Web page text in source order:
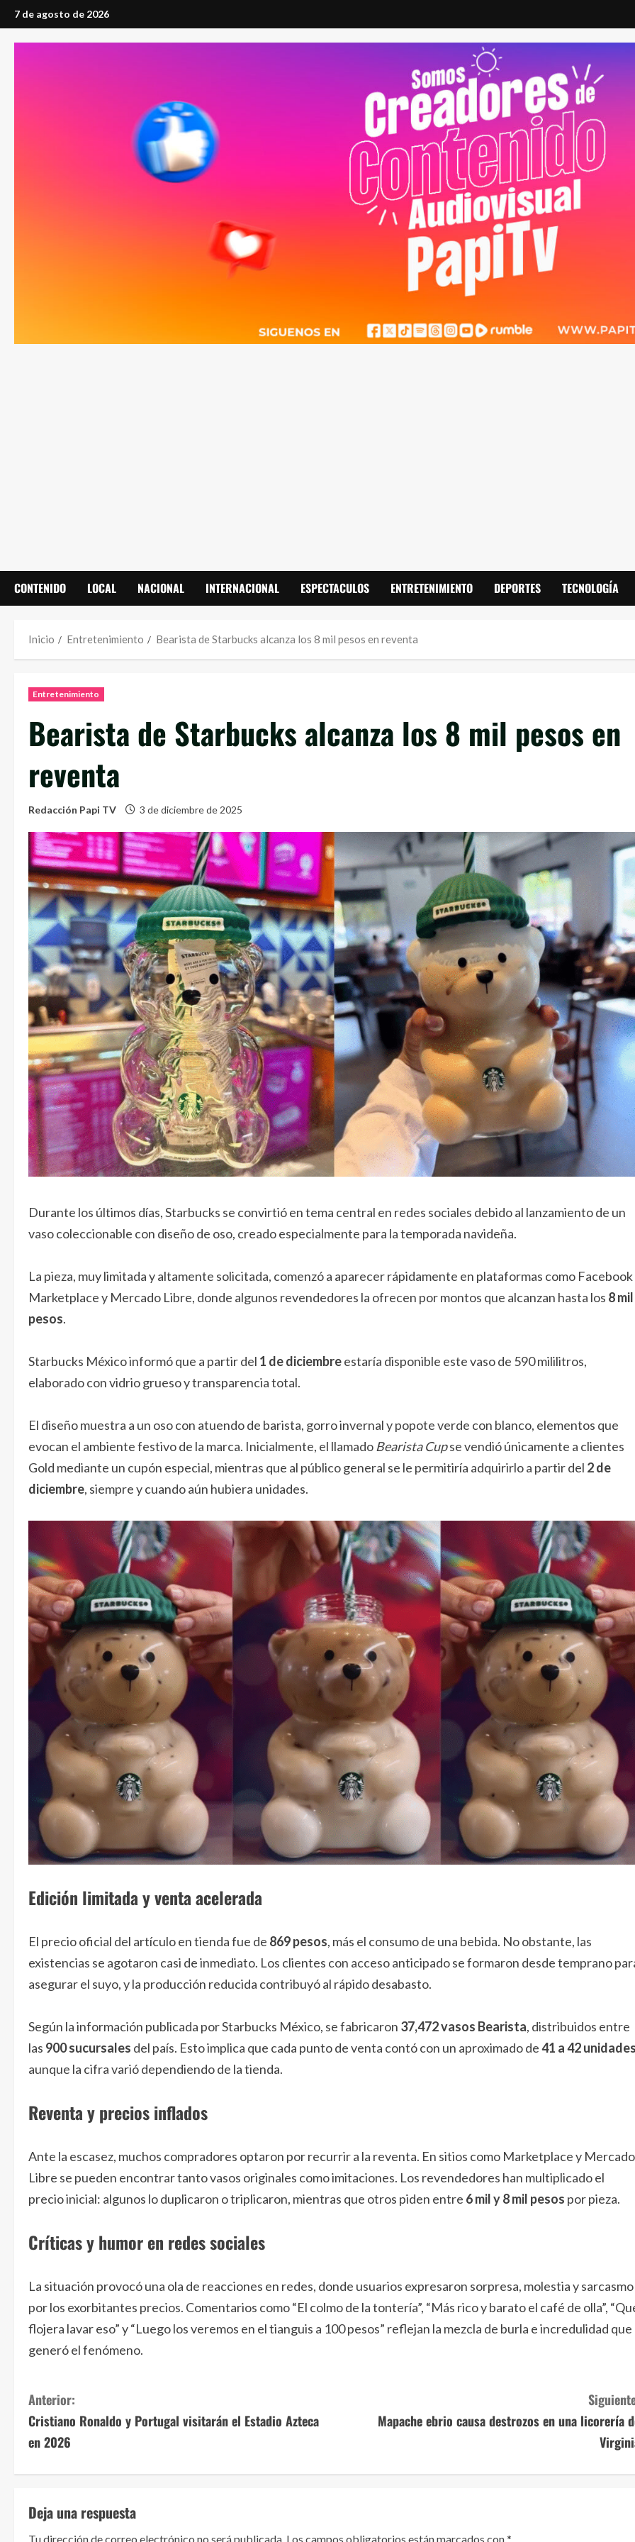
Saltar
al
contenido
7 de agosto de 2026
CONTENIDO LOCAL NACIONAL INTERNACIONAL ESPECTACULOS ENTRETENIMIENTO DEPORTES TECNOLOGÍA
Inicio Entretenimiento Bearista de Starbucks alcanza los 8 mil pesos en reventa
Entretenimiento
Bearista de Starbucks alcanza los 8 mil pesos en
reventa
Redacción Papi TV 3 de diciembre de 2025
Durante los últimos días, Starbucks se convirtió en tema central en redes sociales debido al lanzamiento de un
vaso coleccionable con diseño de oso, creado especialmente para la temporada navideña.
La pieza, muy limitada y altamente solicitada, comenzó a aparecer rápidamente en plataformas como Facebook
Marketplace y Mercado Libre, donde algunos revendedores la ofrecen por montos que alcanzan hasta los 8 mil
pesos.
Starbucks México informó que a partir del 1 de diciembreestaría disponible este vaso de 590 mililitros,
elaborado con vidrio grueso y transparencia total.
El diseño muestra a un oso con atuendo de barista, gorro invernal y popote verde con blanco, elementos que
evocan el ambiente festivo de la marca. Inicialmente, el llamado Bearista Cupse vendió únicamente a clientes
Gold mediante un cupón especial, mientras que al público general se le permitiría adquirirlo a partir del 2 de
diciembre, siempre y cuando aún hubiera unidades.
Edición limitada y venta acelerada
El precio oficial del artículo en tienda fue de 869 pesos, más el consumo de una bebida. No obstante, las
existencias se agotaron casi de inmediato. Los clientes con acceso anticipado se formaron desde temprano
asegurar el suyo, y la producción reducida contribuyó al rápido desabasto.
Según la información publicada por Starbucks México, se fabricaron 37,472 vasos Bearista, distribuidos entre
las 900 sucursales del país. Esto implica que cada punto de venta contó con un aproximado de41 a 42 unidades
aunque la cifra varió dependiendo de la tienda.
Reventa y precios inflados
Ante la escasez, muchos compradores optaron por recurrir a la reventa. En sitios como Marketplace y Mercado
Libre se pueden encontrar tanto vasos originales como imitaciones. Los revendedores han multiplicado el
precio inicial: algunos lo duplicaron o triplicaron, mientras que otros piden entre 6 mil y 8 mil pesos por pieza.
Críticas y humor en redes sociales
La situación provocó una ola de reacciones en redes, donde usuarios expresaron sorpresa, molestia y sarcasmo
por los exorbitantes precios. Comentarios como “El colmo de la tontería”, “Más rico y barato el café de olla”,
flojera lavar eso” y “Luego los veremos en el tianguis a 100 pesos” reflejan la mezcla de burla e incredulidad que
generó el fenómeno.
S
i
e
Anterior:
Cristiano Ronaldo y Portugal visitarán el Estadio Azteca
en 2026
Mapache ebrio causa destrozos en una licorería
Deja una respuesta
Tu dirección de correo electrónico no será publicada. Los campos obligatorios están marcados con*